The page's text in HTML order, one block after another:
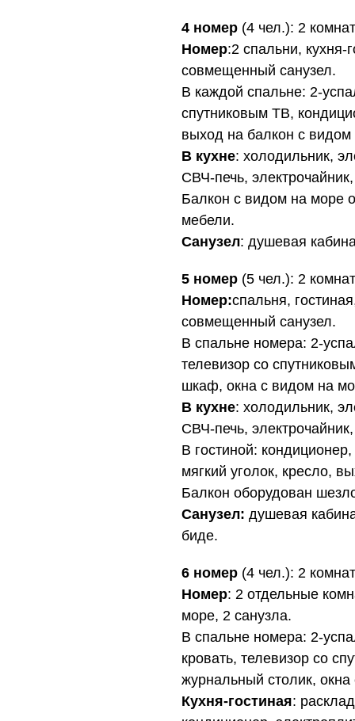
4 номер (4 чел.): 2
Номер:2 спальни, кухня-
совмещенный санузел.
В каждой спальне: 2-
спутниковым ТВ,
выход на балкон с
В кухне: холодильник,
СВЧ-печь,
Балкон с видом на море
мебели.
Санузел: душевая
5 номер (5 чел.): 2
Номер:спальня,
совмещенный санузел.
В спальне номера: 2-
телевизор со
шкаф, окна с видом на
В кухне: холодильник,
СВЧ-печь,
В гостиной:
мягкий уголок, кресло,
Балкон оборудован
Санузел: душевая
биде.
6 номер (4 чел.): 2
Номер: 2 отдельные
море, 2 санузла.
В спальне номера: 2-
кровать, телевизор со
журнальный столик,
Кухня-гостиная: